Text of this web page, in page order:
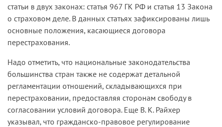
статьи в двух законах: статья 967 ГК РФ и статья 13 Закона
о страховом деле. В данных статьях зафиксированы лишь
основные положения, касающиеся договора
перестрахования.
Надо отметить, что национальные законодательства
большинства стран также не содержат детальной
регламентации отношений, складывающихся при
перестраховании, предоставляя сторонам свободу в
согласовании условий договора. Еще В. К. Райхер
указывал, что гражданско-правовое регулирование